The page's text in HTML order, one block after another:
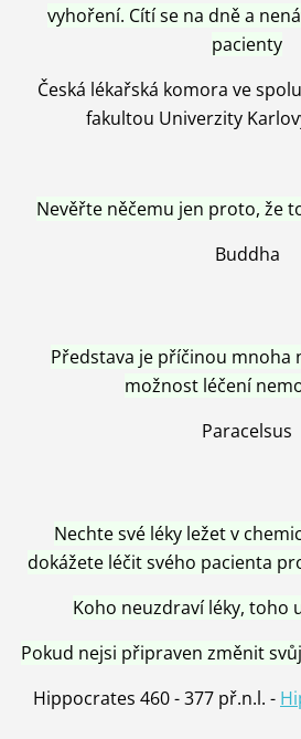
vyhoření. Cítí se na dně a
pacienty
Česká lékařská komora ve
fakultou Univerzity
Nevěřte něčemu jen proto, že
Buddha
Představa je příčinou mnoha
možnost léčení
Paracelsus
Nechte své léky ležet v
dokážete léčit svého pacienta
Koho neuzdraví léky, toho
Pokud nejsi připraven změnit
Hippocrates 460 - 377 př.n.l. -